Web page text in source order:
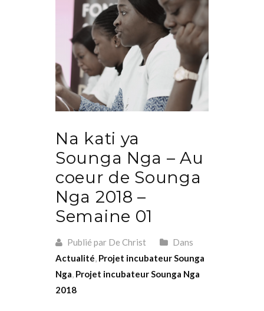
Na kati ya
Sounga Nga – Au
coeur de Sounga
Nga 2018 –
Semaine 01
Publié par De Christ
Dans
Actualité, Projet incubateur Sounga
Nga, Projet incubateur Sounga Nga
2018